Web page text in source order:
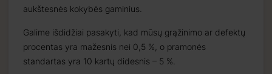
aukštesnės kokybės gaminius.
Galime išdidžiai pasakyti, kad mūsų grąžinimo ar defektų
procentas yra mažesnis nei 0,5 %, o pramonės
standartas yra 10 kartų didesnis – 5 %.